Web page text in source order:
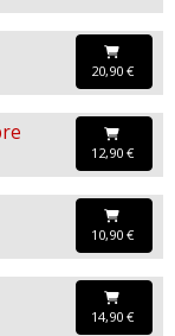
20,90 €
12,90 €
10,90 €
14,90 €